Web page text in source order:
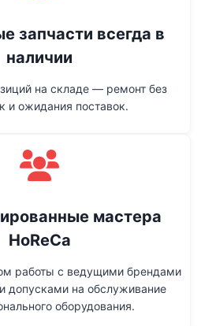
запчасти всегда в
наличии
на складе — ремонт без
и ожидания поставок.
мастера
HoReCa
работы с ведущими брендами
допусками на обслуживание
оборудования.